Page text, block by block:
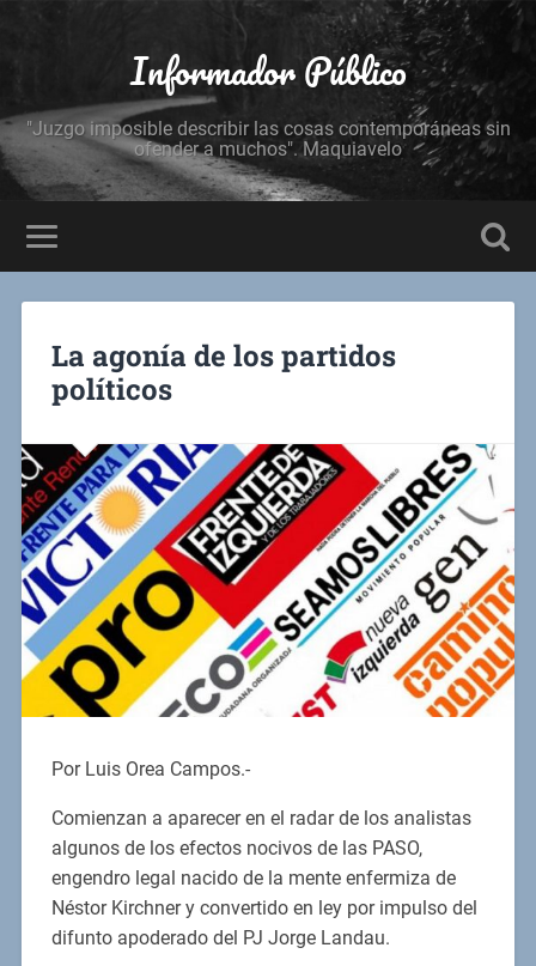
Informador Público
"Juzgo imposible describir las cosas contemporáneas sin
ofender a muchos". Maquiavelo
La agonía de los partidos
políticos
Por Luis Orea Campos.-
Comienzan a aparecer en el radar de los analistas
algunos de los efectos nocivos de las PASO,
engendro legal nacido de la mente enfermiza de
Néstor Kirchner y convertido en ley por impulso del
difunto apoderado del PJ Jorge Landau.